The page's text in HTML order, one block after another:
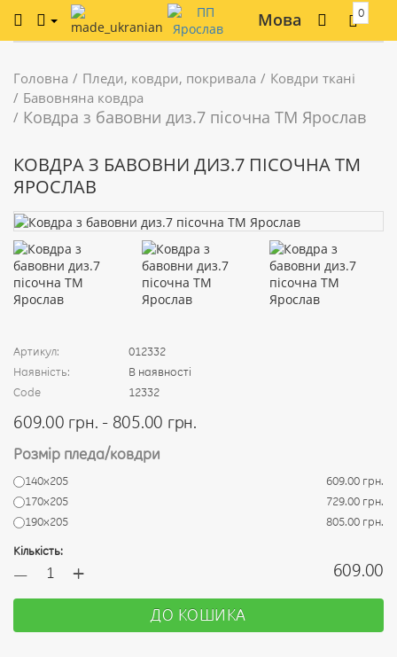
Мова 0
Головна Пледи, ковдри, покривала
Ковдри ткані
Бавовняна ковдра
Ковдра з бавовни диз.7 пісочна ТМ Ярослав
КОВДРА З БАВОВНИ ДИЗ.7 ПІСОЧНА ТМ
ЯРОСЛАВ
Артикул:
012332
Наявність:
В наявності
Code
12332
609.00 грн. - 805.00 грн.
Розмір пледа/ковдри
140х205
609.00 грн.
170х205
729.00 грн.
190х205
805.00 грн.
Кількість:
— + 609.00
ДО КОШИКА